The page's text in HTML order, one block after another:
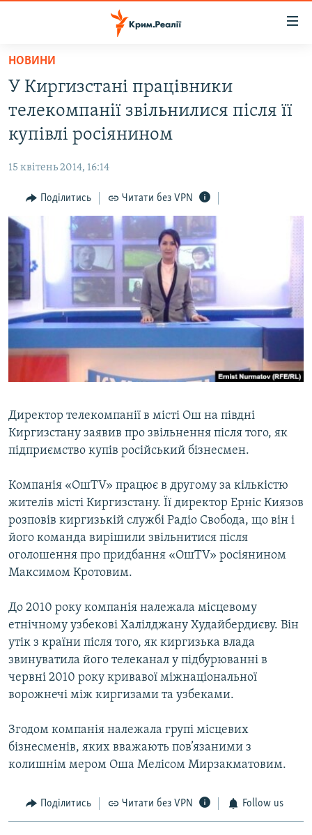
Перейти
основного
матеріалу
Перейти
до
основної
Перейти
до
пошуку
ВОДА.КРИМ
ВІДЕО ТА ФОТО
БЛОГИ
ПОГЛЯД
ІНТЕРВ'Ю
ВСЕ ЗА ДЕНЬ
СПЕЦПРОЕКТИ
ДЕПОРТАЦІЯ
ВІДЕОУРОКИ «ELIFBE»
СВІДЧЕННЯ ОКУПАЦІЇ
УКРАЇНСЬКА ПРОБЛЕМА КРИМУ
ЯК ОБІЙТИ БЛОКУВАННЯ
Qırımtatar
НОВИНИ
У Киргизстані працівники
телекомпанії звільнилися після її
купівлі росіянином
15 квітень 2014, 16:14
Поділитись Читати без VPN
Директор телекомпанії в місті Ош на півдні
Киргизстану заявив про звільнення після того, як
підприємство купів російський бізнесмен.
Компанія «ОшTV» працює в другому за кількістю
жителів місті Киргизстану. Її директор Ерніс Киязов
розповів киргизькій службі Радіо Свобода, що він і
його команда вирішили звільнитися після
оголошення про придбання «ОшTV» росіянином
Максимом Кротовим.
До 2010 року компанія належала місцевому
етнічному узбекові Халілджану Худайбердиєву. Він
утік з країни після того, як киргизька влада
звинуватила його телеканал у підбурюванні в
червні 2010 року кривавої міжнаціональної
ворожнечі між киргизами та узбеками.
Згодом компанія належала групі місцевих
бізнесменів, яких вважають пов’язаними з
колишнім мером Оша Мелісом Мирзакматовим.
Поділитись Читати без VPN Follow us